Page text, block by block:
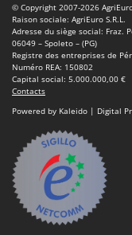
© Copyright 2007-2026
Raison sociale: AgriEuro S.R.L.
Adresse du siège social: Fraz.
06049 – Spoleto – (PG)
Registre des entreprises de
Numéro REA: 150802
Capital social: 5.000.000,00 €
Contacts
Powered by Kaleido | Digital